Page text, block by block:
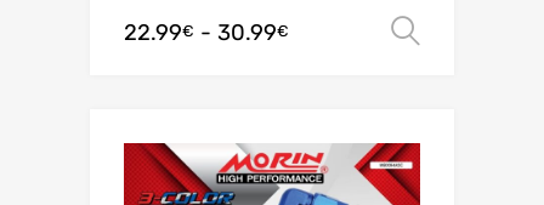
22.99€ - 30.99€